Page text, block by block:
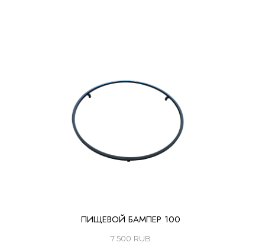
ПИЩЕВОЙ БАМПЕР 100
7 500 RUB